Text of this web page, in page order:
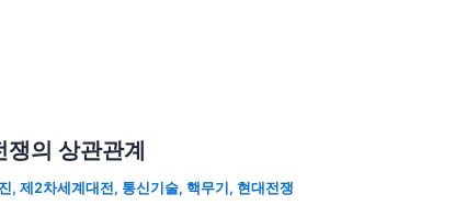
의 상관관계
, 제2차세계대전, 통신기술, 핵무기, 현대전쟁